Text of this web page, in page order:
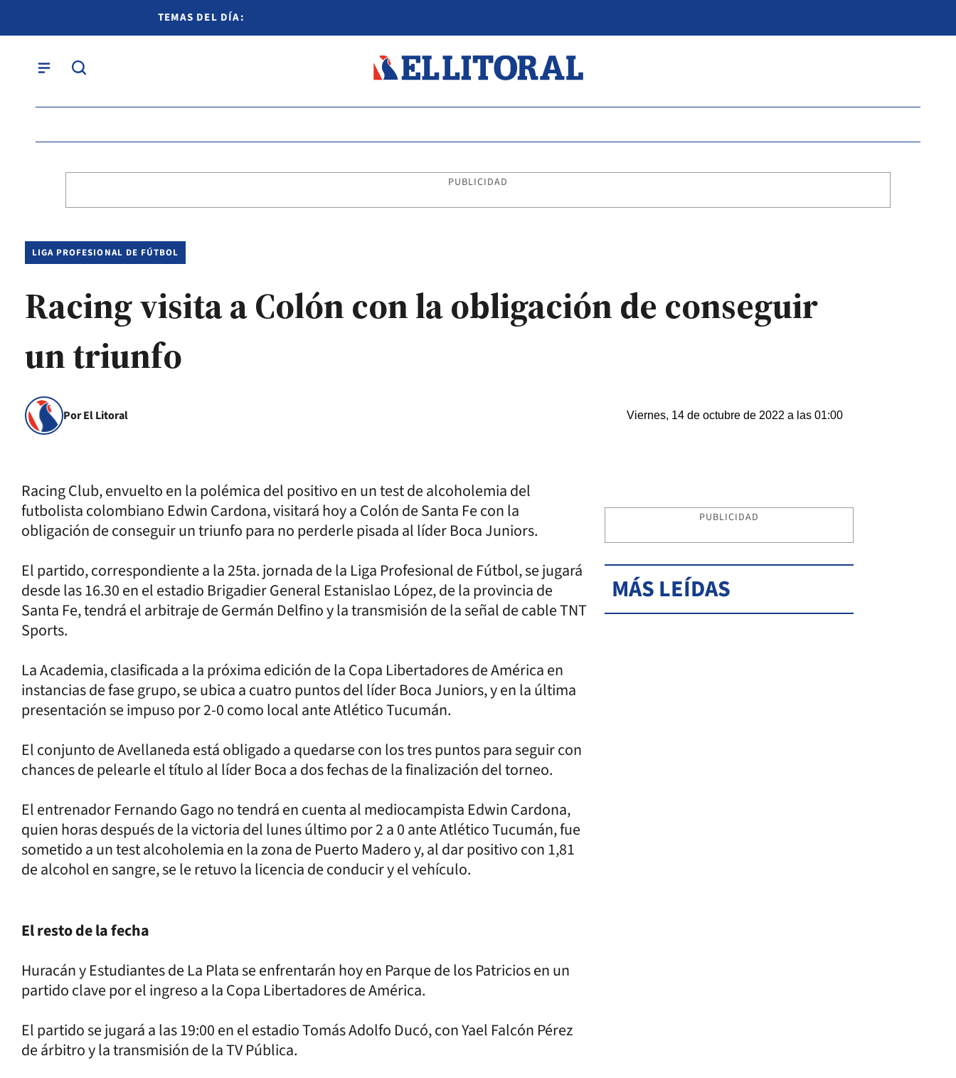
TEMAS DEL DÍA:
PUBLICIDAD
LIGA PROFESIONAL DE FÚTBOL
Racing visita a Colón con la obligación de conseguir
un triunfo
Por El Litoral Viernes, 14 de octubre de 2022 a las 01:00
Racing Club, envuelto en la polémica del positivo en un test de alcoholemia del
futbolista colombiano Edwin Cardona, visitará hoy a Colón de Santa Fe con la
obligación de conseguir un triunfo para no perderle pisada al líder Boca Juniors.
El partido, correspondiente a la 25ta. jornada de la Liga Profesional de Fútbol, se jugará
desde las 16.30 en el estadio Brigadier General Estanislao López, de la provincia de
Santa Fe, tendrá el arbitraje de Germán Delfino y la transmisión de la señal de cable TNT
Sports.
La Academia, clasificada a la próxima edición de la Copa Libertadores de América en
instancias de fase grupo, se ubica a cuatro puntos del líder Boca Juniors, y en la última
presentación se impuso por 2-0 como local ante Atlético Tucumán.
El conjunto de Avellaneda está obligado a quedarse con los tres puntos para seguir con
chances de pelearle el título al líder Boca a dos fechas de la finalización del torneo.
El entrenador Fernando Gago no tendrá en cuenta al mediocampista Edwin Cardona,
quien horas después de la victoria del lunes último por 2 a 0 ante Atlético Tucumán, fue
sometido a un test alcoholemia en la zona de Puerto Madero y, al dar positivo con 1,81
de alcohol en sangre, se le retuvo la licencia de conducir y el vehículo.
El resto de la fecha
Huracán y Estudiantes de La Plata se enfrentarán hoy en Parque de los Patricios en un
partido clave por el ingreso a la Copa Libertadores de América.
El partido se jugará a las 19:00 en el estadio Tomás Adolfo Ducó, con Yael Falcón Pérez
de árbitro y la transmisión de la TV Pública.
PUBLICIDAD
MÁS LEÍDAS